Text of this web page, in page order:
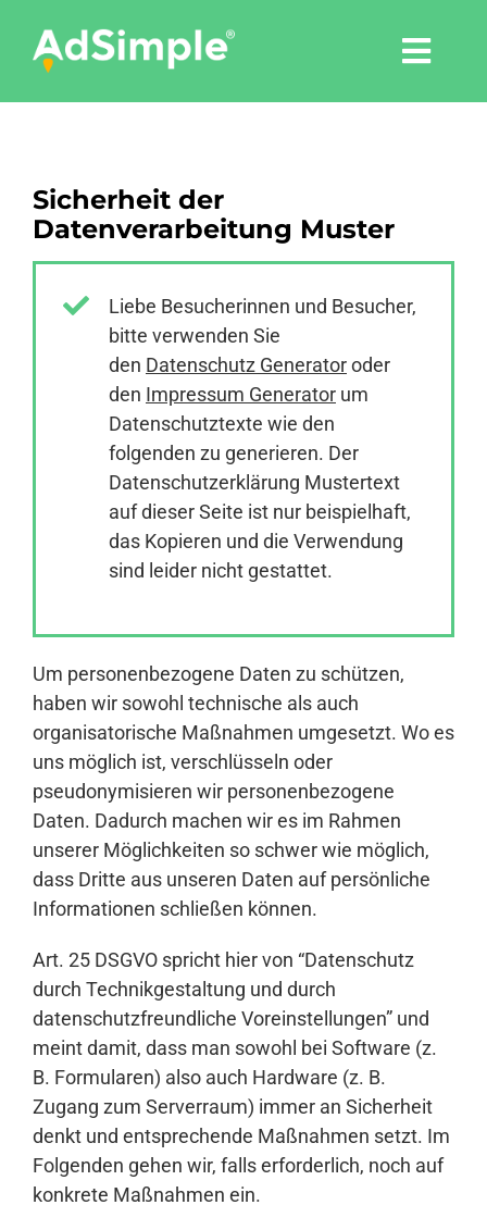
content
Tools
Pressemitteilungen
Anmelden
Sicherheit der
Datenverarbeitung Muster
Liebe Besucherinnen und Besucher,
bitte verwenden Sie
den Datenschutz Generatoroder
den Impressum Generator um
Datenschutztexte wie den
folgenden zu generieren. Der
Datenschutzerklärung Mustertext
auf dieser Seite ist nur beispielhaft,
das Kopieren und die Verwendung
sind leider nicht gestattet.
Um personenbezogene Daten zu schützen,
haben wir sowohl technische als auch
organisatorische Maßnahmen umgesetzt. Wo es
uns möglich ist, verschlüsseln oder
pseudonymisieren wir personenbezogene
Daten. Dadurch machen wir es im Rahmen
unserer Möglichkeiten so schwer wie möglich,
dass Dritte aus unseren Daten auf persönliche
Informationen schließen können.
Art. 25 DSGVO spricht hier von “Datenschutz
durch Technikgestaltung und durch
datenschutzfreundliche Voreinstellungen” und
meint damit, dass man sowohl bei Software (z.
B. Formularen) also auch Hardware (z. B.
Zugang zum Serverraum) immer an Sicherheit
denkt und entsprechende Maßnahmen setzt. Im
Folgenden gehen wir, falls erforderlich, noch auf
konkrete Maßnahmen ein.